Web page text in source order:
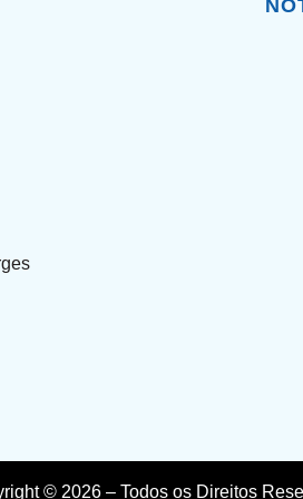
© 2026 – Todos os Direitos